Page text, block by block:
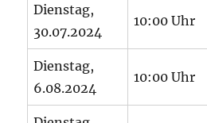
Dienstag,
30.07.2024
10:00 Uhr
Dienstag,
6.08.2024
10:00 Uhr